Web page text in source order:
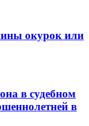
окурок или
в судебном
в